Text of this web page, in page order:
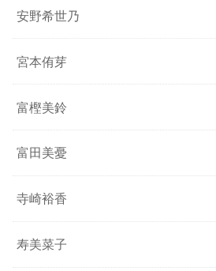
安野希世乃
宮本侑芽
富樫美鈴
富田美憂
寺崎裕香
寿美菜子